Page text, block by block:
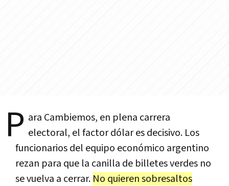
P ara Cambiemos, en plena carrera
electoral, el factor dólar es decisivo. Los
funcionarios del equipo económico argentino
rezan para que la canilla de billetes verdes no
se vuelva a cerrar. No quieren sobresaltos